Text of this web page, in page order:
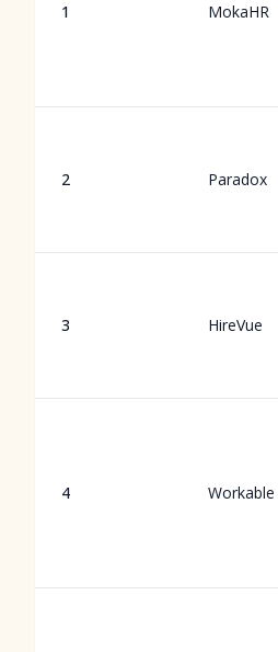
1 MokaHR
2 Paradox
3 HireVue
4 Workable